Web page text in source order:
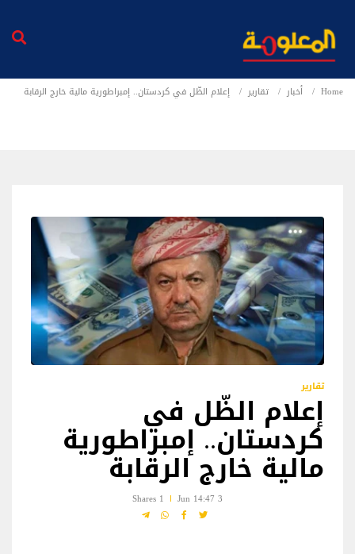
Home أخبار تقارير إعلام الظّل في كردستان.. إمبراطورية مالية خارج الرقابة
تقارير
إعلام الظّل في
كردستان.. إمبراطورية
مالية خارج الرقابة
3 Jun 14:47
1 Shares